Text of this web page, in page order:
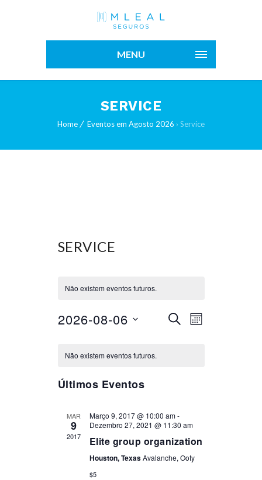
MENU
SERVICE
Home Eventos em Agosto 2026 › Service
SERVICE
Não existem eventos futuros.
DE
PESQUISAR
MÊS
2026-08-06
Selecione
CALENDÁRIO
DE
EVENTOS
Não existem eventos futuros.
Últimos Eventos
MAR
9
2017
Março 9, 2017 @ 10:00 am-
Dezembro 27, 2021 @ 11:30 am
Elite group organization
Houston, TexasAvalanche, Ooty
$5